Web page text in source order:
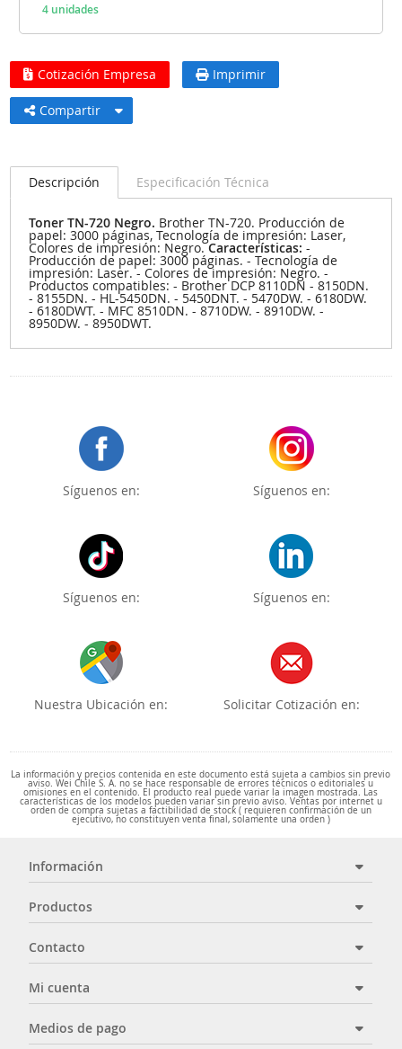
4 unidades
Cotización Empresa Imprimir
Compartir
Descripción Especificación Técnica
Toner TN-720 Negro. Brother TN-720. Producción de
papel: 3000 páginas, Tecnología de impresión: Laser,
Colores de impresión: Negro.Características: -
Producción de papel: 3000 páginas. - Tecnología de
impresión: Laser. - Colores de impresión: Negro. -
Productos compatibles: - Brother DCP 8110DN - 8150DN.
- 8155DN. - HL-5450DN. - 5450DNT. - 5470DW. - 6180DW.
- 6180DWT. - MFC 8510DN. - 8710DW. - 8910DW. -
8950DW. - 8950DWT.
Síguenos en: Síguenos en:
Síguenos en: Síguenos en:
Nuestra Ubicación en: Solicitar Cotización en:
La información y precios contenida en este documento está sujeta a cambios sin previo
aviso. Wei Chile S. A. no se hace responsable de errores técnicos o editoriales u
omisiones en el contenido. El producto real puede variar la imagen mostrada. Las
características de los modelos pueden variar sin previo aviso. Ventas por internet u
orden de compra sujetas a factibilidad de stock ( requieren confirmación de un
ejecutivo, no constituyen venta final, solamente una orden )
Información
Productos
Contacto
Mi cuenta
Medios de pago